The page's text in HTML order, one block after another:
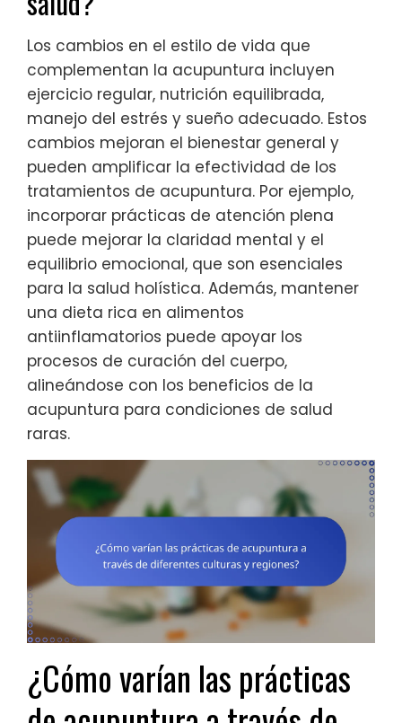
Los cambios en el estilo de vida que
complementan la acupuntura incluyen
ejercicio regular, nutrición equilibrada,
manejo del estrés y sueño adecuado. Estos
cambios mejoran el bienestar general y
pueden amplificar la efectividad de los
tratamientos de acupuntura. Por ejemplo,
incorporar prácticas de atención plena
puede mejorar la claridad mental y el
equilibrio emocional, que son esenciales
para la salud holística. Además, mantener
una dieta rica en alimentos
antiinflamatorios puede apoyar los
procesos de curación del cuerpo,
alineándose con los beneficios de la
acupuntura para condiciones de salud
raras.
¿Cómo varían las prácticas